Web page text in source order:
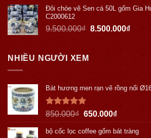
Đôi chóe vẽ Sen cá 50L gốm Gia
C2000612
9.500.000₫ 8.500.000₫
NHIỀU NGƯỜI XEM
Bát hương men rạn vẽ rồng nổi
Được xếp
hạng5.00
5 sao
850.000₫ 650.000₫
bộ cốc lọc coffee gốm bát tràng